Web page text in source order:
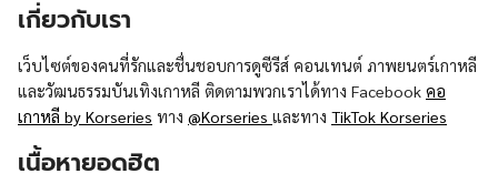
เกี่ยวกับเรา
เว็บไซต์ของคนที่รักและชื่นชอบการดูซีรีส์ คอนเทนต์ ภาพยนตร์เกาหลี
และวัฒนธรรมบันเทิงเกาหลี ติดตามพวกเราได้ทาง Facebook คอ
เกาหลี by Korseries ทาง @Korseries และทาง TikTok Korseries
เนื้อหายอดฮิต